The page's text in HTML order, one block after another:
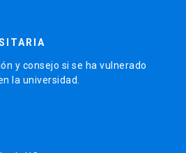
y consejo si se ha vulnerado
la universidad.